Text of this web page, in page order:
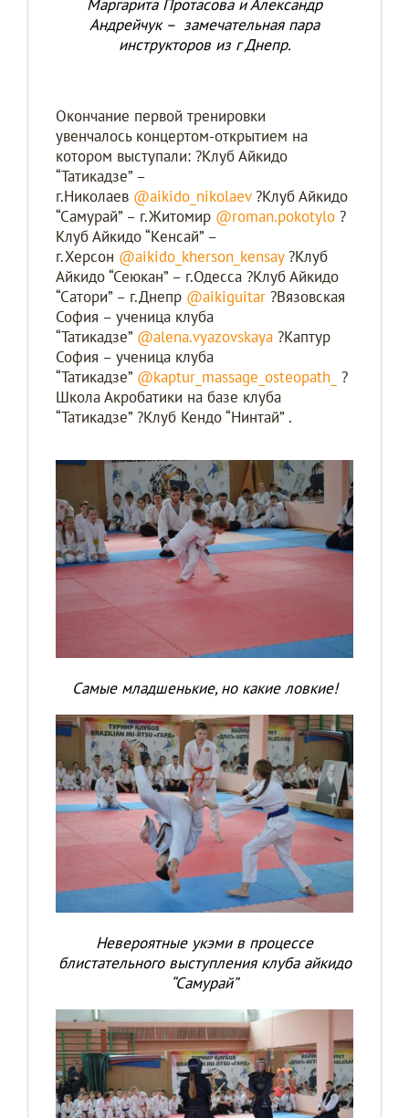
Маргарита Протасова и Александр
Андрейчук – замечательная пара
инструкторов из г Днепр.
Окончание первой тренировки
увенчалось концертом-открытием на
котором выступали: ?Клуб Айкидо
“Татикадзе” –
г.Николаев @aikido_nikolaev?Клуб Айкидо
“Самурай” – г.Житомир @roman.pokotylo ?
Клуб Айкидо “Kенсай” –
г.Херсон @aikido_kherson_kensay?Клуб
Айкидо “Сеюкан” – г.Одесса ?Клуб Айкидо
“Сатори” – г.Днепр @aikiguitar ?Вязовская
София – ученица клуба
“Татикадзе” @alena.vyazovskaya ?Каптур
София – ученица клуба
“Татикадзе” @kaptur_massage_osteopath_ ?
Школа Акробатики на базе клуба
“Татикадзе” ?Клуб Кендо “Нинтай” .
Самые младшенькие, но какие ловкие!
Невероятные укэми в процессе
блистательного выступления клуба айкидо
“Самурай”